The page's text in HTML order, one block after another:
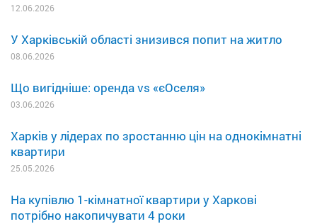
12.06.2026
У Харківській області знизився попит на житло
08.06.2026
Що вигідніше: оренда vs «єОселя»
03.06.2026
Харків у лідерах по зростанню цін на однокімнатні
квартири
25.05.2026
На купівлю 1-кімнатної квартири у Харкові
потрібно накопичувати 4 роки